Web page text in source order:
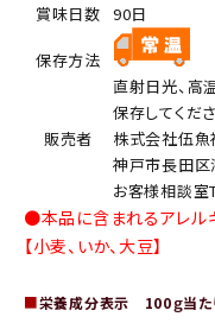
賞味日数 90日
保存方法
直射日光、高
保存してくださ
販売者
株式会社伍魚
神戸市長田
お客様相談
●本品に含まれるアレル
【小麦、いか、大豆】
■栄養成分表示 100ｇ当たり